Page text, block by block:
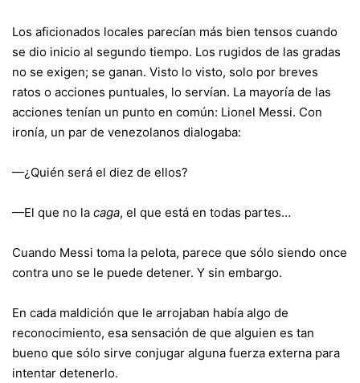
Los aficionados locales parecían más bien tensos cuando
se dio inicio al segundo tiempo. Los rugidos de las gradas
no se exigen; se ganan. Visto lo visto, solo por breves
ratos o acciones puntuales, lo servían. La mayoría de las
acciones tenían un punto en común: Lionel Messi. Con
ironía, un par de venezolanos dialogaba:
—¿Quién será el diez de ellos?
—El que no la caga, el que está en todas partes…
Cuando Messi toma la pelota, parece que sólo siendo once
contra uno se le puede detener. Y sin embargo.
En cada maldición que le arrojaban había algo de
reconocimiento, esa sensación de que alguien es tan
bueno que sólo sirve conjugar alguna fuerza externa para
intentar detenerlo.